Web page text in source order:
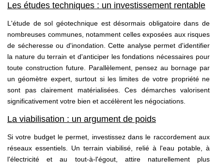
Les études techniques : un investissement rentable
L'étude de sol géotechnique est désormais obligatoire dans de
nombreuses communes, notamment celles exposées aux risques
de sécheresse ou d'inondation. Cette analyse permet d'identifier
la nature du terrain et d'anticiper les fondations nécessaires pour
toute construction future. Parallèlement, pensez au bornage par
un géomètre expert, surtout si les limites de votre propriété ne
sont pas clairement matérialisées. Ces démarches valorisent
significativement votre bien et accélèrent les négociations.
La viabilisation : un argument de poids
Si votre budget le permet, investissez dans le raccordement aux
réseaux essentiels. Un terrain viabilisé, relié à l'eau potable, à
l'électricité et au tout-à-l'égout, attire naturellement plus